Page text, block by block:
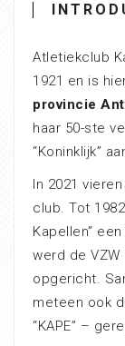
Atletiekclub
1921 en is
provincie
haar 50-ste
“Koninklijk”
In 2021
club. Tot
Kapellen”
werd de VZW
opgericht.
meteen ook
“KAPE” –